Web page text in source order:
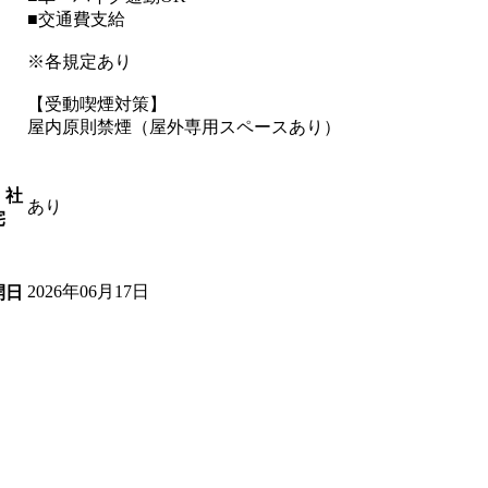
■交通費支給
※各規定あり
【受動喫煙対策】
屋内原則禁煙（屋外専用スペースあり）
社
あり
2026年06月17日